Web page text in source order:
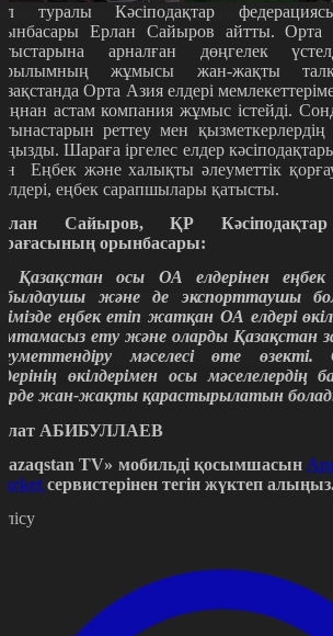
туралы Кәсіподақтар
Ерлан Сайыров айтты. Орта
арналған дөңгелек
жұмысы жан-жақты
Орта Азия елдері
астам компания жұмыс істейді.
реттеу мен
Шараға іргелес елдер
Еңбек және халықты әлеуметтік
еңбек сарапшылары қатысты.
Сайыров, ҚР Кәсіподақтар
орынбасары:
осы ОА елдерінен еңбек
және де экспорттаушы
еңбек етіп жатқан ОА елдері
ету және оларды Қазақстан
мәселесі өте
өкілдерімен осы
жан-жақты қарастырылатын
АБИБУЛЛАЕВ
TV» мобильді қосымшасын
сервистерінен тегін жүктеп